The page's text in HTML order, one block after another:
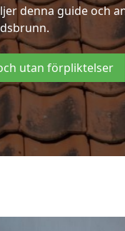
denna guide och
utan förpliktelser